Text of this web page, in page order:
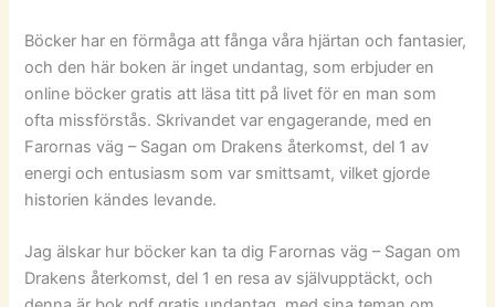
Böcker har en förmåga att fånga våra hjärtan och fantasier,
och den här boken är inget undantag, som erbjuder en
online böcker gratis att läsa titt på livet för en man som
ofta missförstås. Skrivandet var engagerande, med en
Farornas väg – Sagan om Drakens återkomst, del 1 av
energi och entusiasm som var smittsamt, vilket gjorde
historien kändes levande.
Jag älskar hur böcker kan ta dig Farornas väg – Sagan om
Drakens återkomst, del 1 en resa av självupptäckt, och